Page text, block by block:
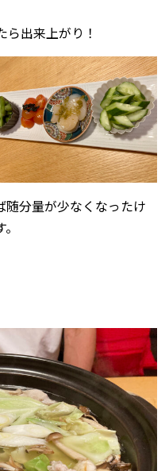
出来上がり！
随分量が少なくなったけ